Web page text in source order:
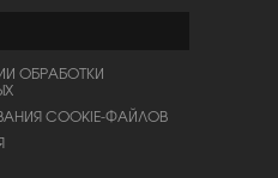
ОБРАБОТКИ
COOKIE-ФАЙЛОВ